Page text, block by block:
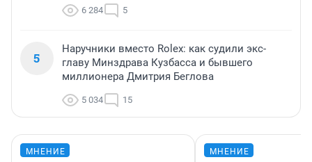
6 284 5
5
Наручники вместо Rolex: как судили экс-
главу Минздрава Кузбасса и бывшего
миллионера Дмитрия Беглова
5 034 15
МНЕНИЕ МНЕНИЕ